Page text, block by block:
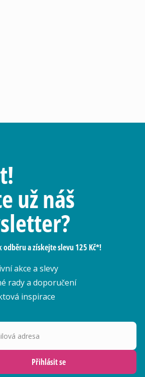
už náš
odběru a získejte slevu 125 Kč*!
akce a slevy
rady a doporučení
inspirace
adresa
Přihlásit se